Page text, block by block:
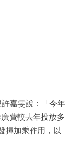
嘉雯說：「今年
費較去年投放多
揮加乘作用，以